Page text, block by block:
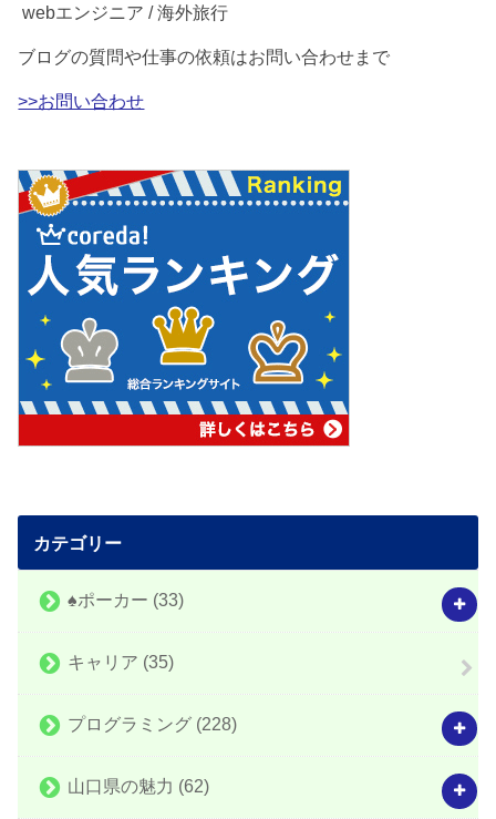
webエンジニア / 海外旅行
ブログの質問や仕事の依頼はお問い合わせまで
>>お問い合わせ
カテゴリー
♠️ポーカー (33)
キャリア (35)
プログラミング (228)
山口県の魅力 (62)